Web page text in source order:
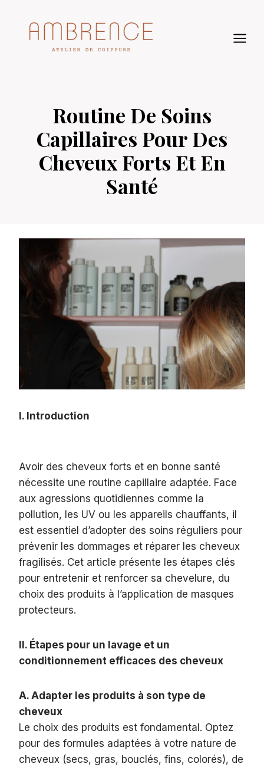
contenu
Routine De Soins
Capillaires Pour Des
Cheveux Forts Et En
Santé
I. Introduction
Avoir des cheveux forts et en bonne santé
nécessite une routine capillaire adaptée. Face
aux agressions quotidiennes comme la
pollution, les UV ou les appareils chauffants, il
est essentiel d’adopter des soins réguliers pour
prévenir les dommages et réparer les cheveux
fragilisés. Cet article présente les étapes clés
pour entretenir et renforcer sa chevelure, du
choix des produits à l’application de masques
protecteurs.
II. Étapes pour un lavage et un
conditionnement efficaces des cheveux
A. Adapter les produits à son type de
cheveux
Le choix des produits est fondamental. Optez
pour des formules adaptées à votre nature de
cheveux (secs, gras, bouclés, fins, colorés), de